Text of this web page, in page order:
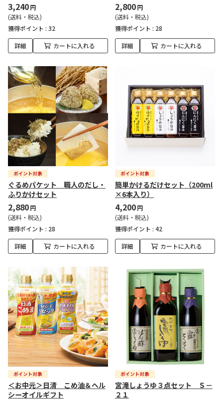
3,240円
(送料・税込)
獲得ポイント : 32
詳細 カートに入れる
2,800円
(送料・税込)
獲得ポイント : 28
詳細 カートに入れる
ぐるめパケット 職人のだし・
ふりかけセット
2,880円
(送料・税込)
獲得ポイント : 28
詳細 カートに入れる
簡単かけるだけセット（200ml
×6本入り）
4,200円
(送料・税込)
獲得ポイント : 42
詳細 カートに入れる
＜お中元＞日清 こめ油＆ヘル
シーオイルギフト
宮滝しょうゆ３点セット Ｓ－
２１